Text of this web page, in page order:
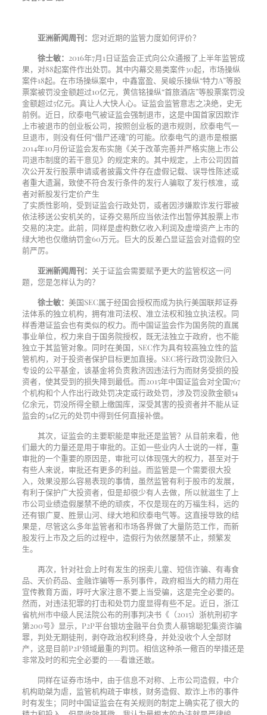
亚洲新闻周刊： 您对近期的监管力度如何评价？
徐士敏： 2016年7月1日证监会正式向公众通报了上半年监管成
果，对88起案件作出处罚。其中内幕交易类案件30起，市场操纵
案件18起。在市场操纵案中，中鑫富盈、吴峻乐操纵“特力A”等股
票案被罚没金额超过10亿元，黄信铭操纵“首旅酒店”等股票案罚没
金额超过5亿元。真让人大快人心。证监会监管意志之决绝，史无
前例。近日，欣泰电气被证监会强制退市，这是中国首家因欺诈
上市被退市的创业板公司，按照创业板的退市规则，欣泰电气一
旦退市，则没有任何“借尸还魂”的可能。欣泰电气的退市是根据
2014年10月份证监会发布实施《关于改革完善并严格实施上市公
司退市制度的若干意见》的规定来的。其中规定，上市公司因首
次公开发行股票申请或者披露文件存在虚假记载、误导性陈述或
者重大遗漏，致使不符合发行条件的发行人骗取了发行核准，或
者对新股发行定价产生
了实质性影响，受到证监会行政处罚，或者因涉嫌欺诈发行罪被
依法移送公安机关的，证券交易所应当依法作出暂停其股票上市
交易的决定。此前，同样是虚构数亿收入利润及虚增资产上市的
绿大地也仅缴纳罚金60万元。巨大的反差凸显证监会对造假的空
前严厉。
亚洲新闻周刊： 关于证监会需要赋予更大的监管权这一问
题，您是怎样认为的？
徐士敏： 美国SEC属于经国会授权而成为执行美国联邦证券
法体系的独立机构，拥有准司法权、准立法权和独立执法权。同
样香港证监会也有类似的权力。而中国证监会作为国务院的直属
事业单位，权力来自于国务院授权，既无法独立于政府，也不能
独立于其监管对象。同时在美国， SEC作为具有较高独立性的监
管机构，对于投资者保护目标更加直接。 SEC将行政罚没款归入
专设的公平基金，该基金将负责救济因违法行为而财务受损的投
资者，使其受到的损失降到最低。而2015年中国证监会对全国767
个机构和个人作出行政处罚决定或行政处罚，涉及罚没款金额54
亿余元，罚没所得全额上缴国库，深受其害的投资者并不能从证
监会的54亿元的处罚中得到任何直接补偿。
其次，证监会的主要职能是审批还是监管？从目前来看，他
们最大的力量还是用于审批的。正如一些业内人士说的一样，重
审批的一个重要的原因是，审批可以体现强大的权力，甚至对于
有些人来说，审批还有更多的利益。而监管是一个需要很大投
入，效果没那么容易表现的事情，虽然监管有利于股市的发展，
有利于保护广大投资者，但是却很少有人去做，所以就滋生了上
市公司业绩造假屡禁不绝的顽疾，不仅是现在的万福生科，远的
还有银广夏、胜景山河、绿大地和欣泰电气等。这直接导致的结
果是，尽管这么多年监管者和市场各界做了大量防范工作，而新
股发行上市及之后的过程中，造假行为依然屡禁不止，频繁发
生。
再次，针对社会上时有发生的拐卖儿童、短信诈骗、有毒食
品、天价药品、金融诈骗等一系列事件，政府相当大的精力用在
宣传教育方面，呼吁大家注意不要上当受骗，这是完全必要的。
然而，对违法犯罪的打击和处罚力度显得有些不足。近日，浙江
省杭州市中级人民法院公布的刑事判决书《（2015）浙杭刑初字
第200号》显示， P2P平台银坊金融平台负责人蔡锦聪犯集资诈骗
罪，判处无期徒刑，剥夺政治权利终身，并处没收个人全部财
产，这是目前P2P领域最重的判罚。相信这种杀一儆百的举措还是
非常及时的和完全必要的——看谁还敢。
同样在证券市场中，由于信息不对称、上市公司造假，中介
机构助桀为虐，监管机构疏于审核，财务造假、欺诈上市的事件
时有发生；同时中国证监会在有关规则的制定上确实花了很大的